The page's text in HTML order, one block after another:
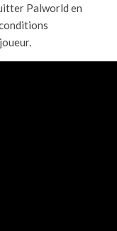
Palworld en